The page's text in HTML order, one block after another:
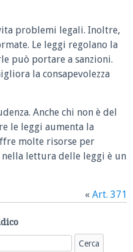
problemi legali. Inoltre,
Le leggi regolano la
può portare a sanzioni.
la consapevolezza
Anche chi non è del
le leggi aumenta la
molte risorse per
lettura delle leggi è un
« Art. 371